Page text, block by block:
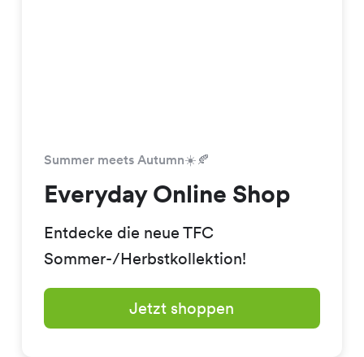
Summer meets Autumn☀️🍂
Everyday Online Shop
Entdecke die neue TFC
Sommer-/Herbstkollektion!
Jetzt shoppen